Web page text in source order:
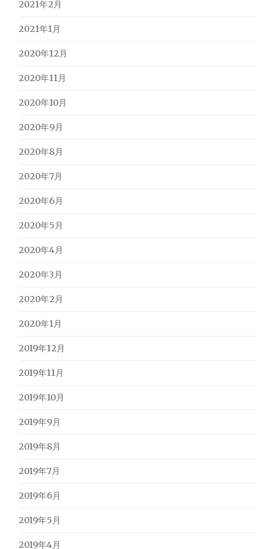
2021年2月
2021年1月
2020年12月
2020年11月
2020年10月
2020年9月
2020年8月
2020年7月
2020年6月
2020年5月
2020年4月
2020年3月
2020年2月
2020年1月
2019年12月
2019年11月
2019年10月
2019年9月
2019年8月
2019年7月
2019年6月
2019年5月
2019年4月